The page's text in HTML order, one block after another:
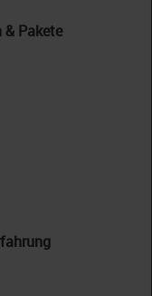
& Pakete